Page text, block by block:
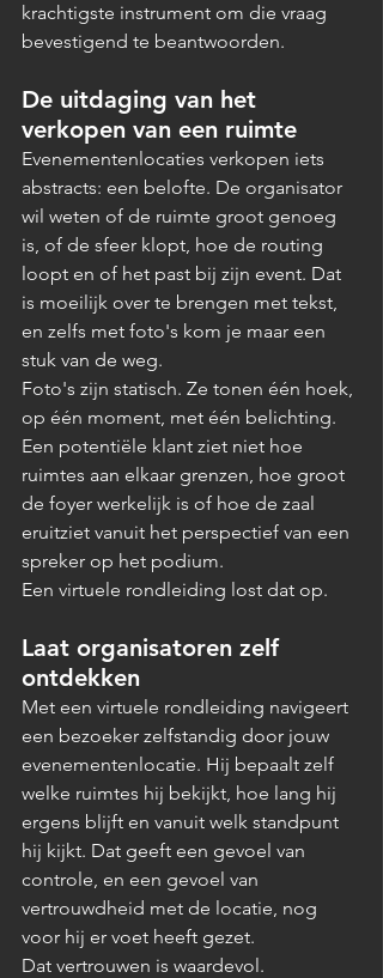
krachtigste instrument om die vraag
bevestigend te beantwoorden.
De uitdaging van het
verkopen van een ruimte
Evenementenlocaties verkopen iets
abstracts: een belofte. De organisator
wil weten of de ruimte groot genoeg
is, of de sfeer klopt, hoe de routing
loopt en of het past bij zijn event. Dat
is moeilijk over te brengen met tekst,
en zelfs met foto's kom je maar een
stuk van de weg.
Foto's zijn statisch. Ze tonen één hoek,
op één moment, met één belichting.
Een potentiële klant ziet niet hoe
ruimtes aan elkaar grenzen, hoe groot
de foyer werkelijk is of hoe de zaal
eruitziet vanuit het perspectief van een
spreker op het podium.
Een virtuele rondleiding lost dat op.
Laat organisatoren zelf
ontdekken
Met een virtuele rondleiding navigeert
een bezoeker zelfstandig door jouw
evenementenlocatie. Hij bepaalt zelf
welke ruimtes hij bekijkt, hoe lang hij
ergens blijft en vanuit welk standpunt
hij kijkt. Dat geeft een gevoel van
controle, en een gevoel van
vertrouwdheid met de locatie, nog
voor hij er voet heeft gezet.
Dat vertrouwen is waardevol.